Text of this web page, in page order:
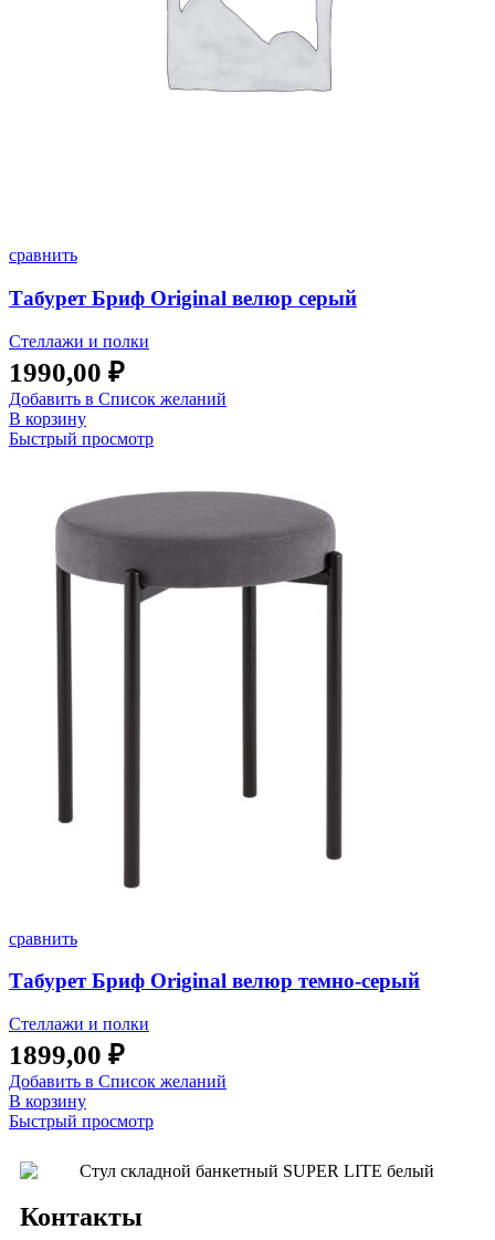
сравнить
Табурет Бриф Original велюр серый
Стеллажи и полки
1990,00 ₽
Добавить в Список желаний
В корзину
Быстрый просмотр
сравнить
Табурет Бриф Original велюр темно-серый
Стеллажи и полки
1899,00 ₽
Добавить в Список желаний
В корзину
Быстрый просмотр
Контакты